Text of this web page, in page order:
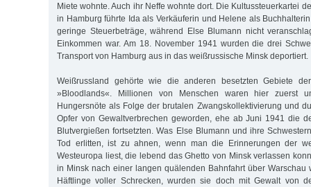
Miete wohnte. Auch ihr Neffe wohnte dort. Die Kultussteuerkartei
in Hamburg führte Ida als Verkäuferin und Helene als
geringe Steuerbeträge, während Else Blumann nicht
Einkommen war. Am 18. November 1941 wurden die drei
Transport von Hamburg aus in das weißrussische Minsk deportiert.
Weißrussland gehörte wie die anderen besetzten Gebiete
»Bloodlands«. Millionen von Menschen waren hier zuerst
Hungersnöte als Folge der brutalen Zwangskollektivierung und
Opfer von Gewaltverbrechen geworden, ehe ab Juni 1941 die
Blutvergießen fortsetzten. Was Else Blumann und ihre
Tod erlitten, ist zu ahnen, wenn man die Erinnerungen der
Westeuropa liest, die lebend das Ghetto von Minsk verlassen
in Minsk nach einer langen quälenden Bahnfahrt über Warschau
Häftlinge voller Schrecken, wurden sie doch mit Gewalt von